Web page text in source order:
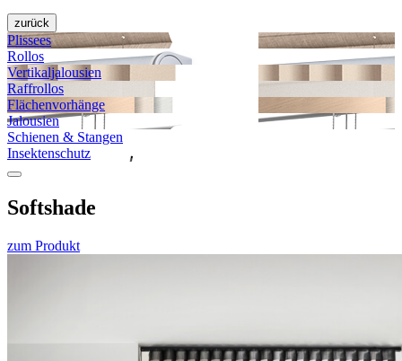
zurück
Plissees
Rollos
Vertikal­jalousien
Raffrollos
Flächen­vorhänge
Jalousien
Schienen & Stangen
Insekten­schutz
Softshade
zum Produkt